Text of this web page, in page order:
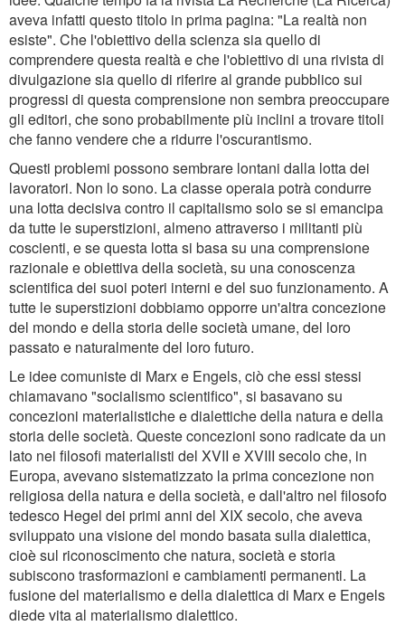
aveva infatti questo titolo in prima pagina: "La realtà non
esiste". Che l'obiettivo della scienza sia quello di
comprendere questa realtà e che l'obiettivo di una rivista di
divulgazione sia quello di riferire al grande pubblico sui
progressi di questa comprensione non sembra preoccupare
gli editori, che sono probabilmente più inclini a trovare titoli
che fanno vendere che a ridurre l'oscurantismo.
Questi problemi possono sembrare lontani dalla lotta dei
lavoratori. Non lo sono. La classe operaia potrà condurre
una lotta decisiva contro il capitalismo solo se si emancipa
da tutte le superstizioni, almeno attraverso i militanti più
coscienti, e se questa lotta si basa su una comprensione
razionale e obiettiva della società, su una conoscenza
scientifica dei suoi poteri interni e del suo funzionamento. A
tutte le superstizioni dobbiamo opporre un'altra concezione
del mondo e della storia delle società umane, del loro
passato e naturalmente del loro futuro.
Le idee comuniste di Marx e Engels, ciò che essi stessi
chiamavano "socialismo scientifico", si basavano su
concezioni materialistiche e dialettiche della natura e della
storia delle società. Queste concezioni sono radicate da un
lato nei filosofi materialisti del XVII e XVIII secolo che, in
Europa, avevano sistematizzato la prima concezione non
religiosa della natura e della società, e dall'altro nel filosofo
tedesco Hegel dei primi anni del XIX secolo, che aveva
sviluppato una visione del mondo basata sulla dialettica,
cioè sul riconoscimento che natura, società e storia
subiscono trasformazioni e cambiamenti permanenti. La
fusione del materialismo e della dialettica di Marx e Engels
diede vita al materialismo dialettico.